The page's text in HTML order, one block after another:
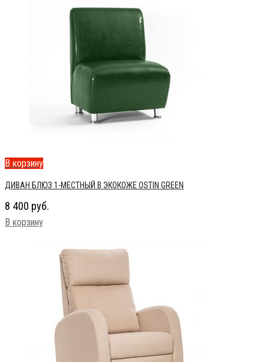
В корзину
ДИВАН БЛЮЗ 1-МЕСТНЫЙ В ЭКОКОЖЕ OSTIN GREEN
8 400 руб.
В корзину